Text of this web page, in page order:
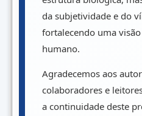
da subjetividade e do
fortalecendo uma
humano.
Agradecemos aos
colaboradores e
a continuidade deste